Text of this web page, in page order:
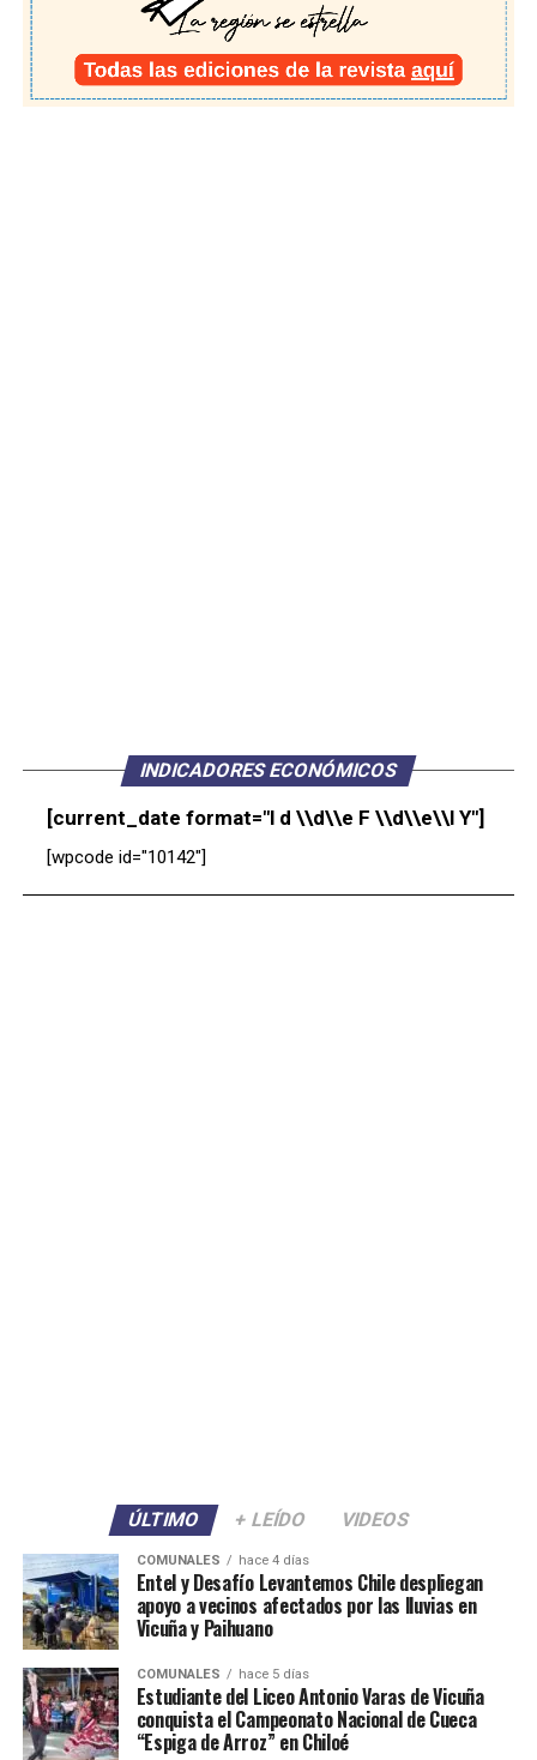
INDICADORES ECONÓMICOS
[current_date format="l d \\d\\e F \\d\\e\\l Y"]
[wpcode id="10142"]
ÚLTIMO + LEÍDO VIDEOS
COMUNALES hace 4 días
Entel y Desafío Levantemos Chile despliegan
apoyo a vecinos afectados por las lluvias en
Vicuña y Paihuano
COMUNALES hace 5 días
Estudiante del Liceo Antonio Varas de Vicuña
conquista el Campeonato Nacional de Cueca
“Espiga de Arroz” en Chiloé